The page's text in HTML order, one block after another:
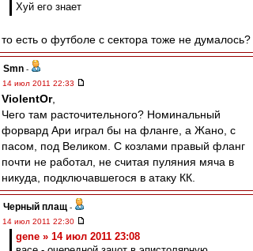
Хуй его знает
то есть о футболе с сектора тоже не думалось?
Smn -
14 июл 2011 22:33
ViolentOr,
Чего там расточительного? Номинальный
форвард Ари играл бы на фланге, а Жано, с
пасом, под Великом. С козлами правый фланг
почти не работал, не считая пуляния мяча в
никуда, подключавшегося в атаку КК.
Черный плащ -
14 июл 2011 22:30
gene » 14 июл 2011 23:08